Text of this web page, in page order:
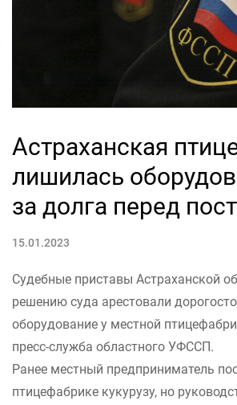
Астраханская
лишилась
за долга перед
15.01.2023
Судебные приставы Астраханской
решению суда арестовали
оборудование у местной
пресс-служба областного УФССП.
Ранее местный предприниматель
птицефабрике кукурузу, но